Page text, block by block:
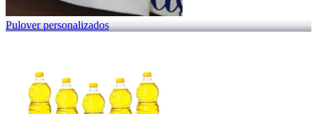
Pulover personalizados